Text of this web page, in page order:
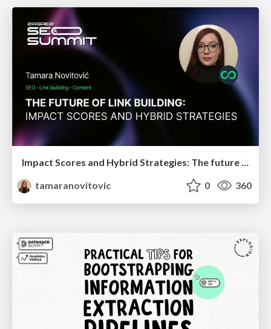
Impact Scores and Hybrid Strategies: The future of link building
tamaranovitovic
0 360